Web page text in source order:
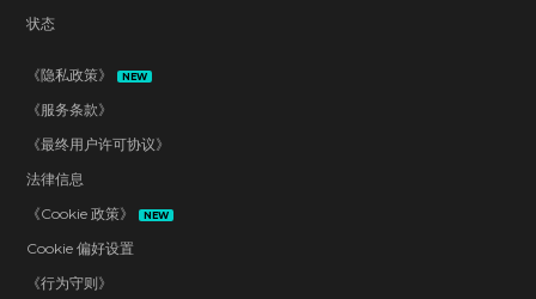
状态
《隐私政策》 NEW
《服务条款》
《最终用户许可协议》
法律信息
《Cookie 政策》
NEW
Cookie 偏好设置
《行为守则》